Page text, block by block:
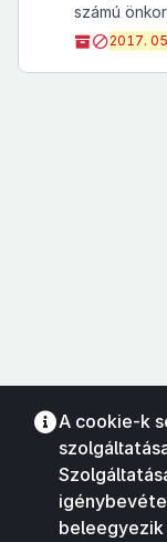
számú
2017.
A cookie-k